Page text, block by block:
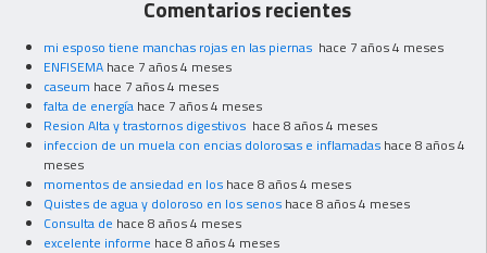
Comentarios recientes
mi esposo tiene manchas rojas en las piernas hace 7 años 4 meses
ENFISEMA hace 7 años 4 meses
caseum hace 7 años 4 meses
falta de energía hace 7 años 4 meses
Resion Alta y trastornos digestivos hace 8 años 4 meses
infeccion de un muela con encias dolorosas e inflamadas hace 8 años 4
meses
momentos de ansiedad en los hace 8 años 4 meses
Quistes de agua y doloroso en los senos hace 8 años 4 meses
Consulta de hace 8 años 4 meses
excelente informe hace 8 años 4 meses